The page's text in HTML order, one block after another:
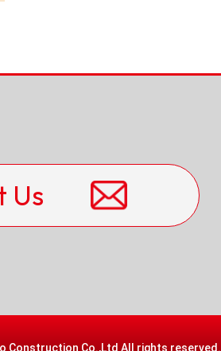
Us
Construction Co.,Ltd All rights reserved.